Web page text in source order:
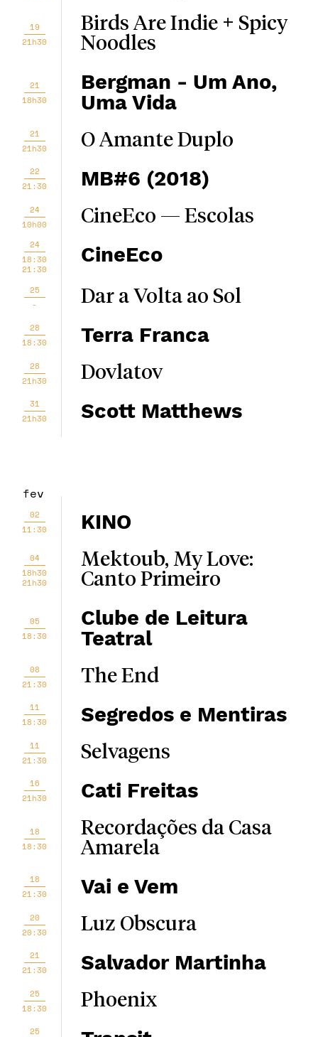
19
21h30
Birds Are Indie + Spicy
Noodles
21
18h30
Bergman - Um Ano,
Uma Vida
21
21h30
O Amante Duplo
22
21:30
MB#6 (2018)
24
10h00
CineEco — Escolas
24
18:30
21:30
CineEco
25
-
Dar a Volta ao Sol
28
18:30
Terra Franca
28
21h30
Dovlatov
31
21h30
Scott Matthews
fev
02
11:30
KINO
04
18h30
21h30
Mektoub, My Love:
Canto Primeiro
05
18:30
Clube de Leitura
Teatral
08
21:30
The End
11
18:30
Segredos e Mentiras
11
21:30
Selvagens
16
21h30
Cati Freitas
18
18:30
Recordações da Casa
Amarela
18
21:30
Vai e Vem
20
20:30
Luz Obscura
21
21:30
Salvador Martinha
25
18:30
Phoenix
25